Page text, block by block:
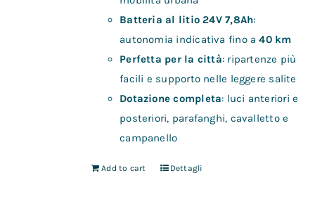
Batteria al litio 24V 7,8Ah:
autonomia indicativa fino a40 km
Perfetta per la città: ripartenze più
facili e supporto nelle leggere salite
Dotazione completa: luci anteriori e
posteriori, parafanghi, cavalletto e
campanello
Add to cart Dettagli